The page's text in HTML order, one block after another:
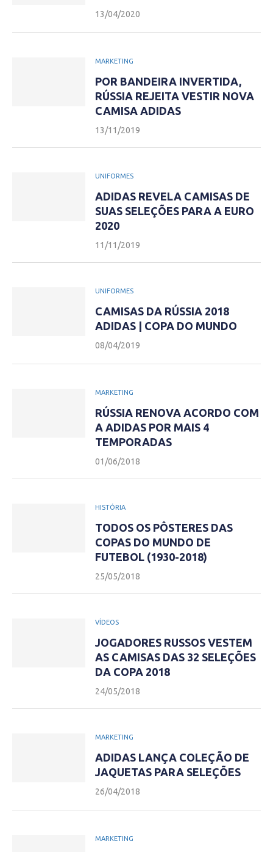
13/04/2020
MARKETING
POR BANDEIRA INVERTIDA,
RÚSSIA REJEITA VESTIR NOVA
CAMISA ADIDAS
13/11/2019
UNIFORMES
ADIDAS REVELA CAMISAS DE
SUAS SELEÇÕES PARA A EURO
2020
11/11/2019
UNIFORMES
CAMISAS DA RÚSSIA 2018
ADIDAS | COPA DO MUNDO
08/04/2019
MARKETING
RÚSSIA RENOVA ACORDO COM
A ADIDAS POR MAIS 4
TEMPORADAS
01/06/2018
HISTÓRIA
TODOS OS PÔSTERES DAS
COPAS DO MUNDO DE
FUTEBOL (1930-2018)
25/05/2018
VÍDEOS
JOGADORES RUSSOS VESTEM
AS CAMISAS DAS 32 SELEÇÕES
DA COPA 2018
24/05/2018
MARKETING
ADIDAS LANÇA COLEÇÃO DE
JAQUETAS PARA SELEÇÕES
26/04/2018
MARKETING